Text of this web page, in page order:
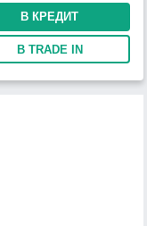
В КРЕДИТ
В TRADE IN